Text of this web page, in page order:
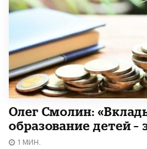
Олег Смолин:
образование детей –
1 МИН.